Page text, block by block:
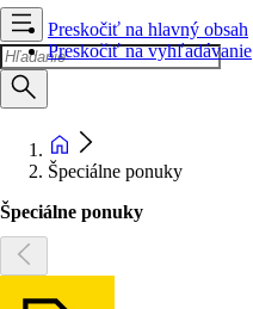
Preskočiť na hlavný obsah
Preskočiť na vyhľadávanie
Špeciálne ponuky
Špeciálne ponuky